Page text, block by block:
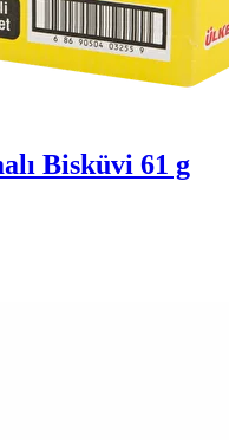
Bisküvi 61 g